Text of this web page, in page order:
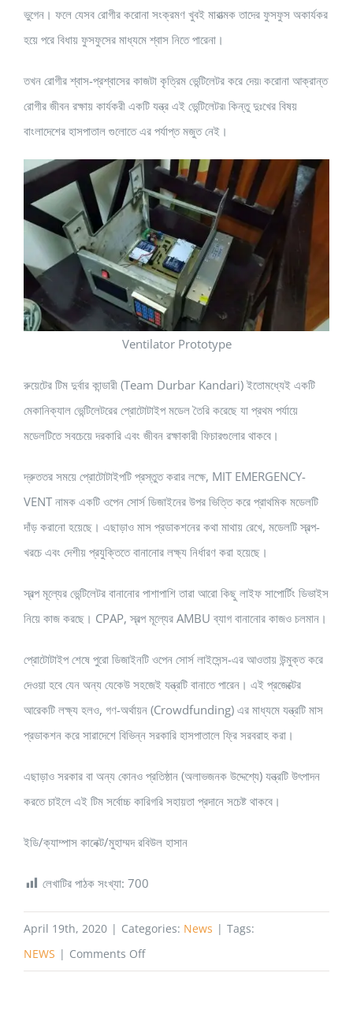
ভুগেন। ফলে যেসব রোগীর করোনা সংক্রমণ খুবই মারাত্মক তাদের ফুসফুস অকার্যকর
হয়ে পরে বিধায় ফুসফুসের মাধ্যমে শ্বাস নিতে পারেনা।
তখন রোগীর শ্বাস-প্রশ্বাসের কাজটা কৃত্রিম ভেন্টিলেটর করে দেয়৷ করোনা আক্রান্ত
রোগীর জীবন রক্ষায় কার্যকরী একটি যন্ত্র এই ভেন্টিলেটর৷ কিন্তু দুঃখের বিষয়
বাংলাদেশের হাসপাতাল গুলোতে এর পর্যাপ্ত মজুত নেই।
Ventilator Prototype
রুয়েটের টিম দুর্বার কান্ডারী (Team Durbar Kandari) ইতোমধ্যেই একটি
মেকানিক্যাল ভেন্টিলেটরের প্রোটোটাইপ মডেল তৈরি করেছে যা প্রথম পর্যায়ে
মডেলটিতে সবচেয়ে দরকারি এবং জীবন রক্ষাকারী ফিচারগুলোর থাকবে।
দ্রুততর সময়ে প্রোটোটাইপটি প্রস্তুত করার লক্ষে, MIT EMERGENCY-
VENT নামক একটি ওপেন সোর্স ডিজাইনের উপর ভিত্তি করে প্রাথমিক মডেলটি
দাঁড় করানো হয়েছে। এছাড়াও মাস প্রডাকশনের কথা মাথায় রেখে, মডেলটি স্বল্প-
খরচে এবং দেশীয় প্রযুক্তিতে বানানোর লক্ষ্য নির্ধারণ করা হয়েছে।
স্বল্প মূল্যের ভেন্টিলেটর বানানোর পাশাপাশি তারা আরো কিছু লাইফ সাপোর্টিং ডিভাইস
নিয়ে কাজ করছে। CPAP, স্বল্প মূল্যের AMBU ব্যাগ বানানোর কাজও চলমান।
প্রোটোটাইপ শেষে পুরো ডিজাইনটি ওপেন সোর্স লাইসেন্স-এর আওতায় উন্মুক্ত করে
দেওয়া হবে যেন অন্য যেকেউ সহজেই যন্ত্রটি বানাতে পারেন। এই প্রজেক্টের
আরেকটি লক্ষ্য হলও, গণ-অর্থায়ন (Crowdfunding) এর মাধ্যমে যন্ত্রটি মাস
প্রডাকশন করে সারাদেশে বিভিন্ন সরকারি হাসপাতালে ফ্রি সরবরাহ করা।
এছাড়াও সরকার বা অন্য কোনও প্রতিষ্ঠান (অলাভজনক উদ্দেশ্যে) যন্ত্রটি উৎপাদন
করতে চাইলে এই টিম সর্বোচ্চ কারিগরি সহায়তা প্রদানে সচেষ্ট থাকবে।
ইডি/ক্যাম্পাস কানেক্ট/মুহাম্মদ রবিউল হাসান
লেখাটির পাঠক সংখ্যা: 700
April 19th, 2020 | Categories: News | Tags:
NEWS | Comments Offon